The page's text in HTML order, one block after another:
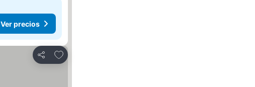
Ver precios
Compartir
Agregar a favoritos